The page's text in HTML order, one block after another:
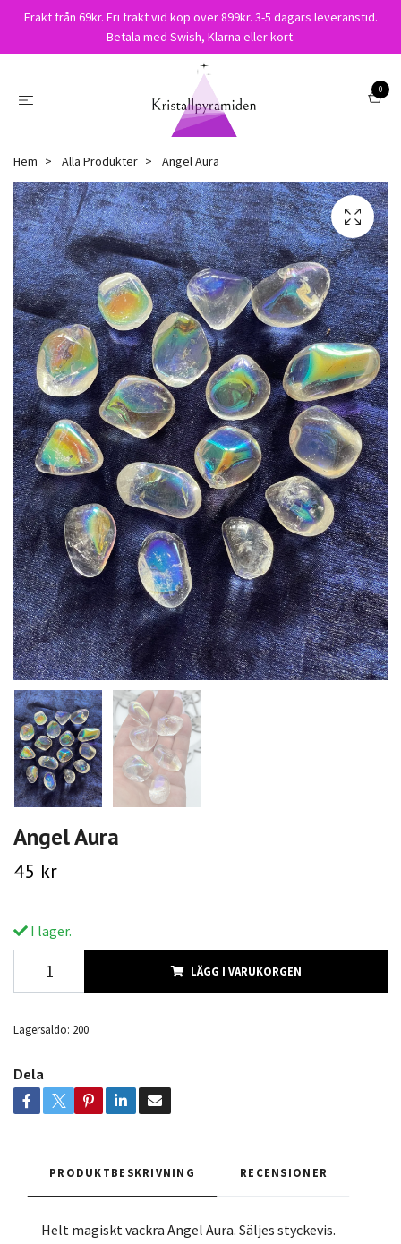
Frakt från 69kr. Fri frakt vid köp över 899kr. 3-5 dagars leveranstid.
Betala med Swish, Klarna eller kort.
0
Hem Alla Produkter Angel Aura
Angel Aura
45 kr
I lager.
LÄGG I VARUKORGEN
Lagersaldo: 200
Dela
PRODUKTBESKRIVNING RECENSIONER
Helt magiskt vackra Angel Aura. Säljes styckevis.